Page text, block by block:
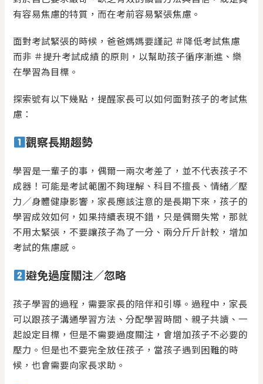
有容易焦慮的特質，而在考前容易緊張焦慮。
面對考試緊張的時候，爸爸媽媽要謹記 ＃降低考試焦慮
而非 ＃提升考試成績 的原則，以幫助孩子循序漸進、樂
在學習為目標。
探索號有以下幾點，提醒家長可以如何面對孩子的考試焦
慮：
觀察長期趨勢
學習是一輩子的事，偶爾一兩次考差了，並不代表孩子不
成器！可能是考試範圍不夠理解、科目不擅長、情緒／壓
力／身體健康影響，家長應該注意的是長期下來，孩子的
學習成效如何，如果持續表現不錯，只是偶爾失常，那就
不用太緊張，不要讓孩子為了一分、兩分斤斤計較，增加
考試的焦慮感。
避免過度關注／忽略
孩子學習的過程，需要家長的陪伴和引導。過程中，家長
可以跟孩子溝通學習方法、分配學習時間、親子共讀、一
起設定目標，但是不需要過度關注，會增加孩子不必要的
壓力。但是也不要完全放任孩子，當孩子遇到困難的時
候，也會需要向家長求助。